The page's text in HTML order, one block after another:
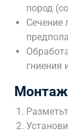
пород
Сечение
гниения
Монтаж